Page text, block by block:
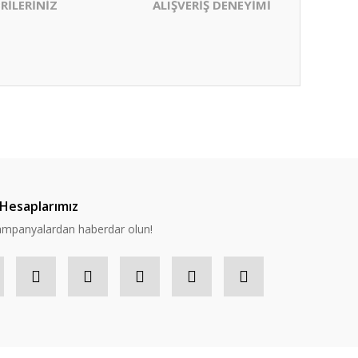
ALIŞVERİŞ DENEYİMİ
haberdar olun!